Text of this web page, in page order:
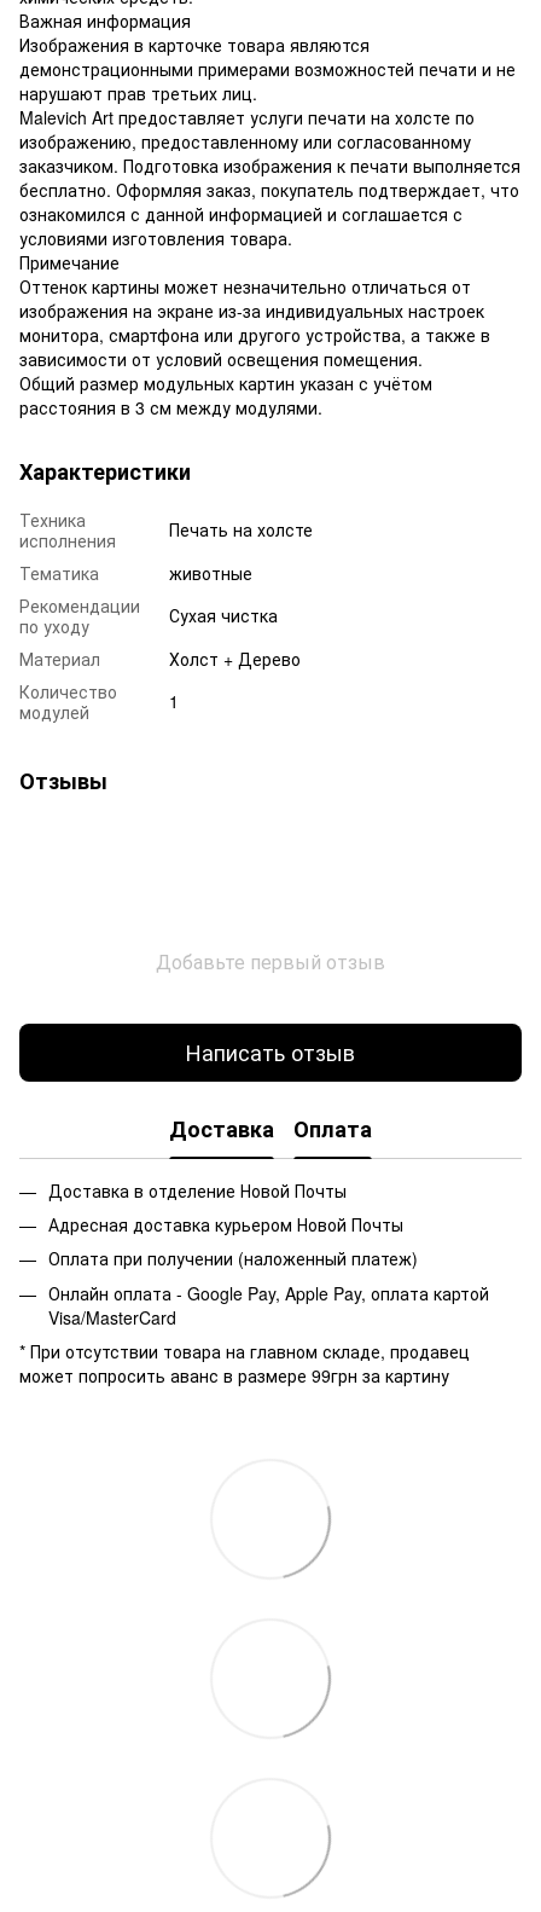
Важная информация
Изображения в карточке товара являются
демонстрационными примерами возможностей печати и не
нарушают прав третьих лиц.
Malevich Art предоставляет услуги печати на холсте по
изображению, предоставленному или согласованному
заказчиком. Подготовка изображения к печати выполняется
бесплатно. Оформляя заказ, покупатель подтверждает, что
ознакомился с данной информацией и соглашается с
условиями изготовления товара.
Примечание
Оттенок картины может незначительно отличаться от
изображения на экране из-за индивидуальных настроек
монитора, смартфона или другого устройства, а также в
зависимости от условий освещения помещения.
Общий размер модульных картин указан с учётом
расстояния в 3 см между модулями.
Характеристики
Техника
исполнения
Печать на холсте
Тематика
животные
Рекомендации
по уходу
Сухая чистка
Материал
Холст + Дерево
Количество
модулей
1
Отзывы
Добавьте первый отзыв
Написать отзыв
Доставка Оплата
Доставка в отделение Новой Почты
Адресная доставка курьером Новой Почты
Оплата при получении (наложенный платеж)
Онлайн оплата - Google Pay, Apple Pay, оплата картой
Visa/MasterCard
* При отсутствии товара на главном складе, продавец
может попросить аванс в размере 99грн за картину